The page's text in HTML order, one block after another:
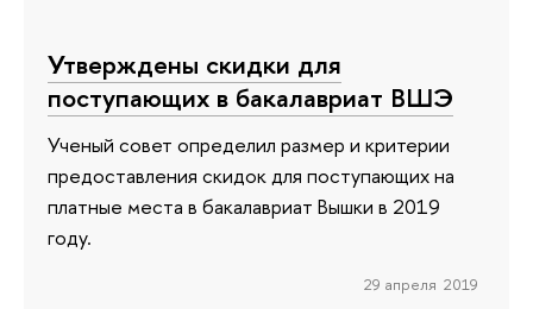
Утверждены скидки для
поступающих в бакалавриат ВШЭ
Ученый совет определил размер и критерии
предоставления скидок для поступающих на
платные места в бакалавриат Вышки в 2019
году.
29 апреля 2019